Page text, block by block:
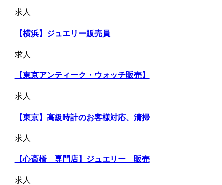
求人
【横浜】ジュエリー販売員
求人
【東京アンティーク・ウォッチ販売】
求人
【東京】高級時計のお客様対応、清掃
求人
【心斎橋 専門店】ジュエリー 販売
求人